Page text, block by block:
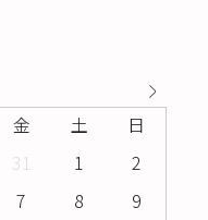
金 土
日
31 1
2
7 8
9